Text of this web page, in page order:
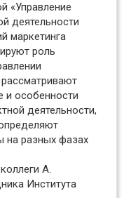
«Управление
деятельности
маркетинга
роль
и особенности
деятельности,
на разных фазах
А.
Института